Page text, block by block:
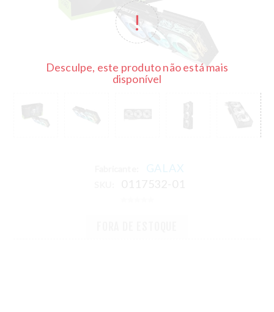
Desculpe, este produto não está mais
disponível
GALAX